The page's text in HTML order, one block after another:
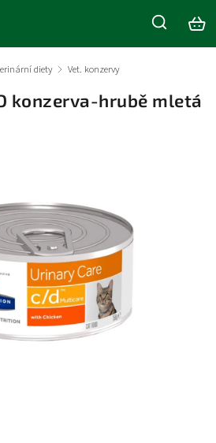
diety / Vet. konzervy
konzerva-hrubě mletá